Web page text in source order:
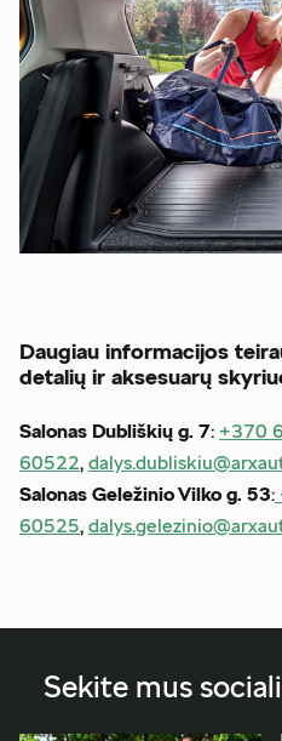
Daugiau informacijos
detalių ir aksesuarų
Salonas Dubliškių g. 7: +370
60522,
Salonas Geležinio Vilko g. 53:
60525,
Sekite mus